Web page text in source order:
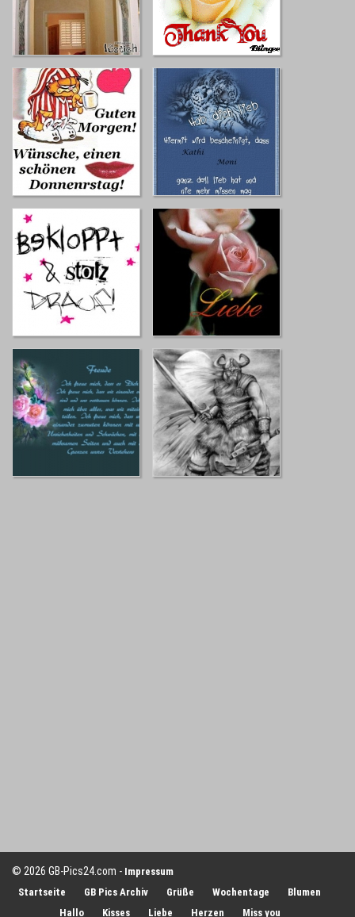
© 2026 GB-Pics24.com - Impressum
Startseite
GB Pics Archiv Grüße Wochentage
Blumen
Hallo
Kisses Liebe Herzen Miss you